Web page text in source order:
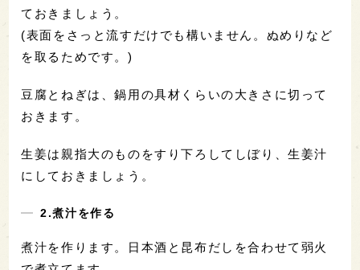
ておきましょう。
(表面をさっと流すだけでも構いません。ぬめりなど
を取るためです。)
豆腐とねぎは、鍋用の具材くらいの大きさに切って
おきます。
生姜は親指大のものをすり下ろしてしぼり、生姜汁
にしておきましょう。
2.煮汁を作る
煮汁を作ります。日本酒と昆布だしを合わせて弱火